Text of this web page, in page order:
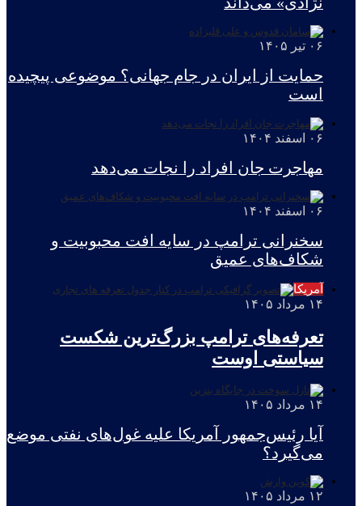
۰۶ تیر ۱۴۰۵
حمایت از ایران در جام جهانی؟ موضوعی پیچیده
است
۰۶ اسفند ۱۴۰۴
مهاجرت جان‌ افراد را نجات می‌دهد
۰۶ اسفند ۱۴۰۴
سخنرانی ترامپ در سایه افت محبوبیت و
شکاف‌های عمیق
آمریکا
۱۴ مرداد ۱۴۰۵
تعرفه‌های ترامپ بزرگ‌ترین شکست
سیاستی اوست
۱۴ مرداد ۱۴۰۵
آیا رئیس‌جمهور آمریکا علیه غول‌های نفتی موضع
می‌گیرد؟
۱۲ مرداد ۱۴۰۵